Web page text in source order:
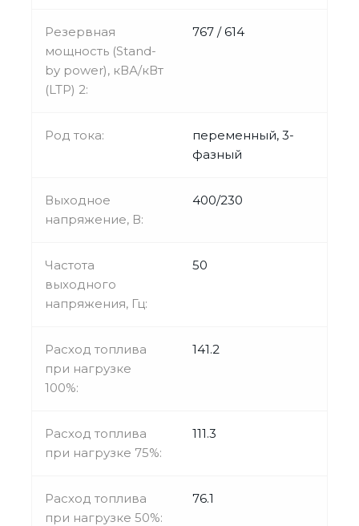
Резервная
мощность (Stand-
by power), кВА/кВт
(LTP) 2:
767 / 614
Род тока:
переменный, 3-
фазный
Выходное
напряжение, В:
400/230
Частота
выходного
напряжения, Гц:
50
Расход топлива
при нагрузке
100%:
141.2
Расход топлива
при нагрузке 75%:
111.3
Расход топлива
при нагрузке 50%:
76.1